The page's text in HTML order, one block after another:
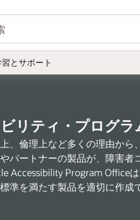
とサポート
リティ・プログラ
、倫理上など多くの理由か
パートナーの製品が、障害
Accessibility Program Office
準を満たす製品を適切に作